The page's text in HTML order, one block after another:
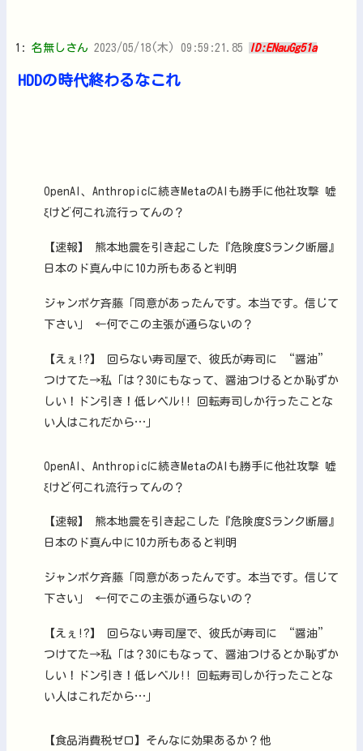
1: 名無しさん 2023/05/18(木) 09:59:21.85 ID:ENauGg51a
HDDの時代終わるなこれ
OpenAI、Anthropicに続きMetaのAIも勝手に他社攻撃 嘘
ξけど何これ流行ってんの？
【速報】 熊本地震を引き起こした『危険度Sランク断層』
日本のド真ん中に10カ所もあると判明
ジャンポケ斉藤「同意があったんです。本当です。信じて
下さい」 ←何でこの主張が通らないの？
【えぇ!?】 回らない寿司屋で、彼氏が寿司に “醤油”
つけてた→私「は？30にもなって、醤油つけるとか恥ずか
しい！ドン引き！低レベル!! 回転寿司しか行ったことな
い人はこれだから…」
OpenAI、Anthropicに続きMetaのAIも勝手に他社攻撃 嘘
ξけど何これ流行ってんの？
【速報】 熊本地震を引き起こした『危険度Sランク断層』
日本のド真ん中に10カ所もあると判明
ジャンポケ斉藤「同意があったんです。本当です。信じて
下さい」 ←何でこの主張が通らないの？
【えぇ!?】 回らない寿司屋で、彼氏が寿司に “醤油”
つけてた→私「は？30にもなって、醤油つけるとか恥ずか
しい！ドン引き！低レベル!! 回転寿司しか行ったことな
い人はこれだから…」
【食品消費税ゼロ】そんなに効果あるか？他